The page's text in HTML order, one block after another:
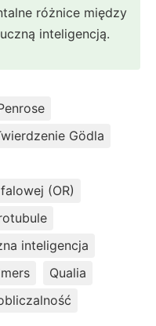
różnice między
inteligencją.
Gödla
(OR)
inteligencja
Qualia